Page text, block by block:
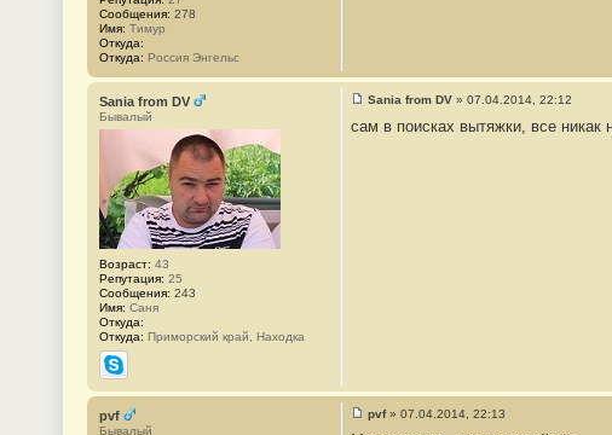
Сообщения: 278
Имя: Тимур
Откуда:
Откуда: Россия Энгельс
Sania from DV
Бывалый
Возраст: 43
Репутация: 25
Сообщения: 243
Имя: Саня
Откуда:
Откуда: Приморский край, Находка
Skype
о
Sania from DV » 07.04.2014, 22:12
сам в поисках вытяжки, все никак
pvf
Бывалый
С
pvf» 07.04.2014, 22:13